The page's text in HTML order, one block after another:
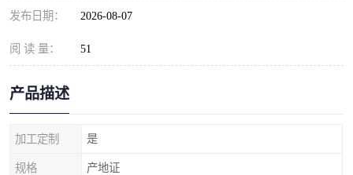
发布日期： 2026-08-07
阅 读 量： 51
产品描述
加工定制 是
规格 产地证